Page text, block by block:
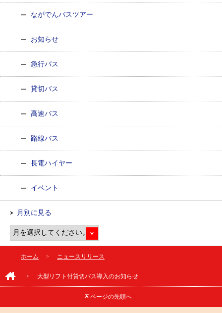
ながでんバスツアー
お知らせ
急行バス
貸切バス
高速バス
路線バス
長電ハイヤー
イベント
月別に見る
ホーム ニュースリリース
大型リフト付貸切バス導入のお知らせ
ページの先頭へ